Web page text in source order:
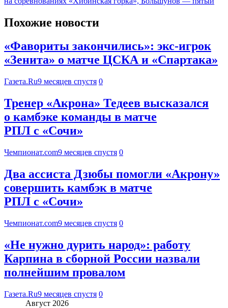
Похожие новости
«Фавориты закончились»: экс-игрок
«Зенита» о матче ЦСКА и «Спартака»
Газета.Ru9 месяцев спустя 0
Тренер «Акрона» Тедеев высказался
о камбэке команды в матче
РПЛ с «Сочи»
Чемпионат.com9 месяцев спустя 0
Два ассиста Дзюбы помогли «Акрону»
совершить камбэк в матче
РПЛ с «Сочи»
Чемпионат.com9 месяцев спустя 0
«Не нужно дурить народ»: работу
Карпина в сборной России назвали
полнейшим провалом
Газета.Ru9 месяцев спустя 0
Август 2026